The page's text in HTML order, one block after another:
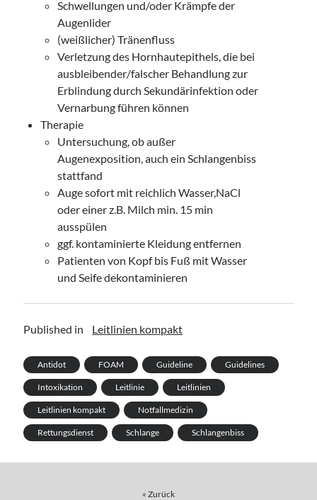
Schwellungen und/oder Krämpfe der
Augenlider
(weißlicher) Tränenfluss
Verletzung des Hornhautepithels, die bei
ausbleibender/falscher Behandlung zur
Erblindung durch Sekundärinfektion oder
Vernarbung führen können
Therapie
Untersuchung, ob außer
Augenexposition, auch ein Schlangenbiss
stattfand
Auge sofort mit reichlich Wasser,NaCl
oder einer z.B. Milch min. 15 min
ausspülen
ggf. kontaminierte Kleidung entfernen
Patienten von Kopf bis Fuß mit Wasser
und Seife dekontaminieren
Published in Leitlinien kompakt
Antidot FOAM Guideline Guidelines
Intoxikation Leitlinie Leitlinien
Leitlinien kompakt Notfallmedizin
Rettungsdienst Schlange Schlangenbiss
« Zurück